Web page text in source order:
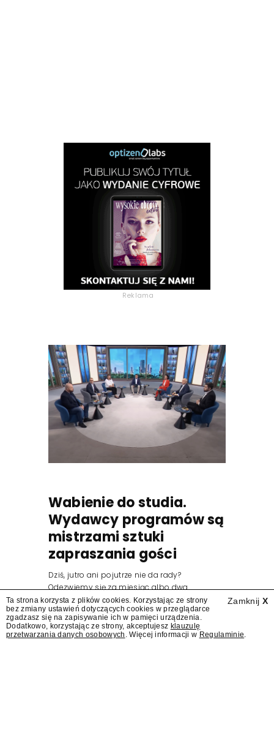
Reklama
Wabienie do studia.
Wydawcy programów są
mistrzami sztuki
zapraszania gości
Dziś, jutro ani pojutrze nie da rady?
Odezwiemy się za miesiąc albo dwa.
Wydawcy programów są mistrzami sztuki
zapraszania gości.
Zamknij X
Ta strona korzysta z plików cookies. Korzystając ze strony
bez zmiany ustawień dotyczących cookies w przeglądarce
zgadzasz się na zapisywanie ich w pamięci urządzenia.
Dodatkowo, korzystając ze strony, akceptujesz klauzulę
przetwarzania danych osobowych . Więcej informacji w Regulaminie.